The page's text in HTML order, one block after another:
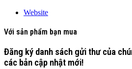
Website
Với sản phẩm bạn mua
Đăng ký danh sách gửi thư của
các bản cập nhật mới!